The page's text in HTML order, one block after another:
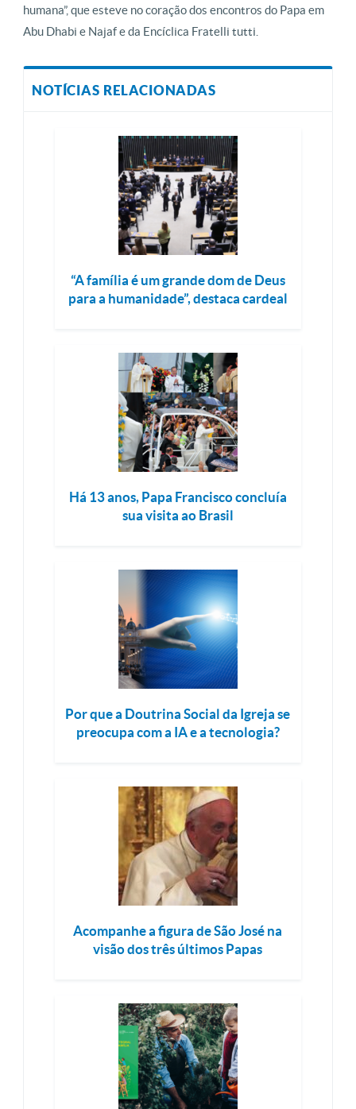
humana”, que esteve no coração dos encontros do Papa em
Abu Dhabi e Najaf e da Encíclica Fratelli tutti.
NOTÍCIAS RELACIONADAS
“A família é um grande dom de Deus
para a humanidade”, destaca cardeal
Há 13 anos, Papa Francisco concluía
sua visita ao Brasil
Por que a Doutrina Social da Igreja se
preocupa com a IA e a tecnologia?
Acompanhe a figura de São José na
visão dos três últimos Papas